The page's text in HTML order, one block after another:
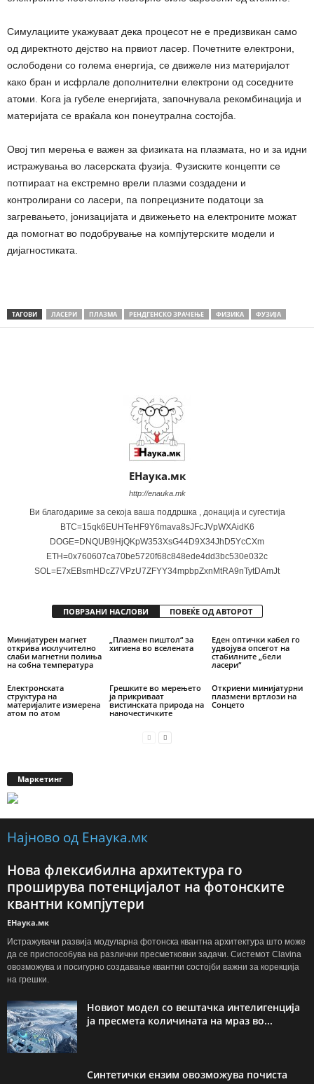
Симулациите укажуваат дека процесот не е предизвикан само
од директното дејство на првиот ласер. Почетните електрони,
ослободени со голема енергија, се движеле низ материјалот
како бран и исфрлале дополнителни електрони од соседните
атоми. Кога ја губеле енергијата, започнувала рекомбинација и
материјата се враќала кон понеутрална состојба.
Овој тип мерења е важен за физиката на плазмата, но и за идни
истражувања во ласерската фузија. Фузиските концепти се
потпираат на екстремно врели плазми создадени и
контролирани со ласери, па попрецизните податоци за
загревањето, јонизацијата и движењето на електроните можат
да помогнат во подобрување на компјутерските модели и
дијагностиката.
ТАГОВИ ЛАСЕРИ ПЛАЗМА РЕНДГЕНСКО ЗРАЧЕЊЕ ФИЗИКА ФУЗИЈА
ЕНаука.мк
http://enauka.mk
Ви благодариме за секоја ваша поддршка , донација и сугестија
BTC=15qk6EUHTeHF9Y6mava8sJFcJVpWXAidK6
DOGE=DNQUB9HjQKpW353XsG44D9X34JhD5YcCXm
ETH=0x760607ca70be5720f68c848ede4dd3bc530e032c
SOL=E7xEBsmHDcZ7VPzU7ZFYY34mpbpZxnMtRA9nTytDAmJt
ПОВРЗАНИ НАСЛОВИ ПОВЕЌЕ ОД АВТОРОТ
Минијатурен магнет
открива исклучително
слаби магнетни полиња
на собна температура
„Плазмен пиштол“ за
хигиена во вселената
Еден оптички кабел го
удвојува опсегот на
стабилните „бели
ласери“
Електронската
структура на
материјалите измерена
атом по атом
Грешките во мерењето
ја прикриваат
вистинската природа на
наночестичките
Откриени минијатурни
плазмени вртлози на
Сонцето
Маркетинг
Најново од Енаука.мк
Нова флексибилна архитектура го
проширува потенцијалот на фотонските
квантни компјутери
ЕНаука.мк
Истражувачи развија модуларна фотонска квантна архитектура што може
да се приспособува на различни пресметковни задачи. Системот Clavina
овозможува и посигурно создавање квантни состојби важни за корекција
на грешки.
Новиот модел со вештачка интелигенција
ја пресмета количината на мраз во...
Синтетички ензим овозможува почиста